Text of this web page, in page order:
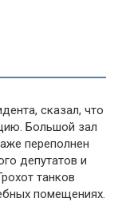
сказал, что
Большой зал
переполнен
депутатов и
танков
помещениях.